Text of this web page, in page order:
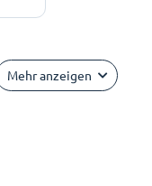
Mehr anzeigen